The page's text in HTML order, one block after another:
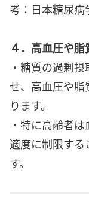
考：日本糖尿病
４．高血圧や
・糖質の過剰
せ、高血圧や脂
ります。
・特に高齢者
適度に制限す
す。